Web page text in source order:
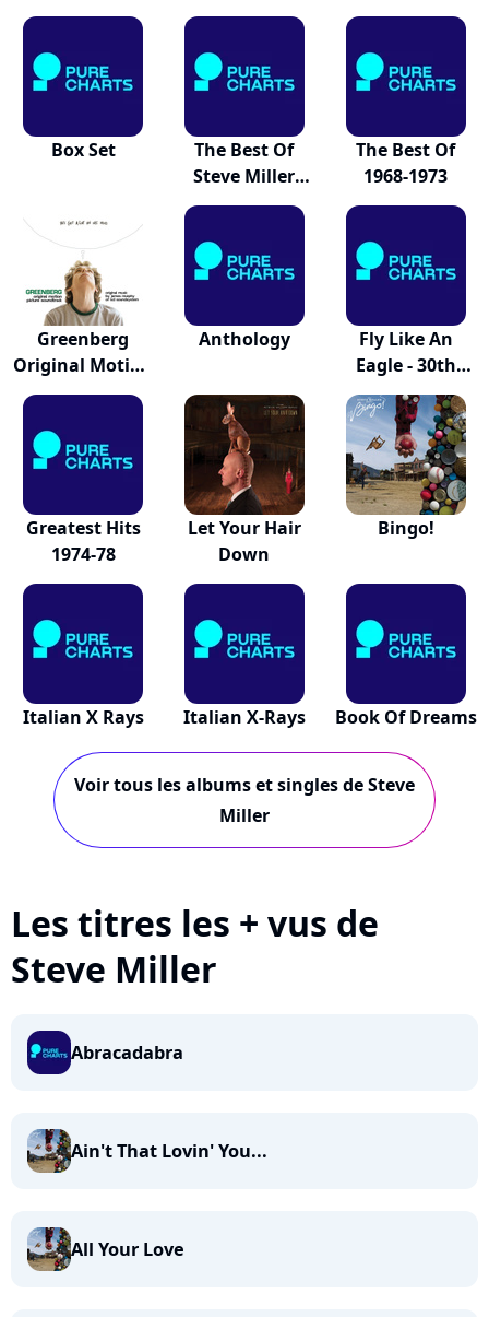
Box Set
The Best Of
Steve Miller
Band...
The Best Of
1968-1973
Greenberg
Original Motion
Pic...
Anthology
Fly Like An
Eagle - 30th
Anni...
Greatest Hits
1974-78
Let Your Hair
Down
Bingo!
Italian X Rays Italian X-Rays Book Of Dreams
Voir tous les albums et singles de Steve
Miller
Les titres les + vus de
Steve Miller
Abracadabra
Ain't That Lovin' You...
All Your Love